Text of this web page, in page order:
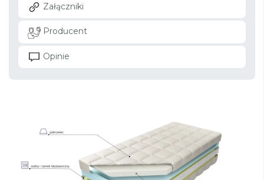
Załączniki
Producent
Opinie